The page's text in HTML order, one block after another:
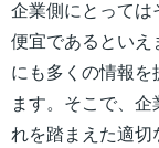
企業側にとっては
便宜であるといえ
にも多くの情報を
ます。そこで、
れを踏まえた適切